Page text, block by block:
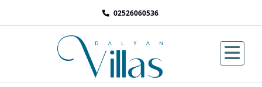
02526060536